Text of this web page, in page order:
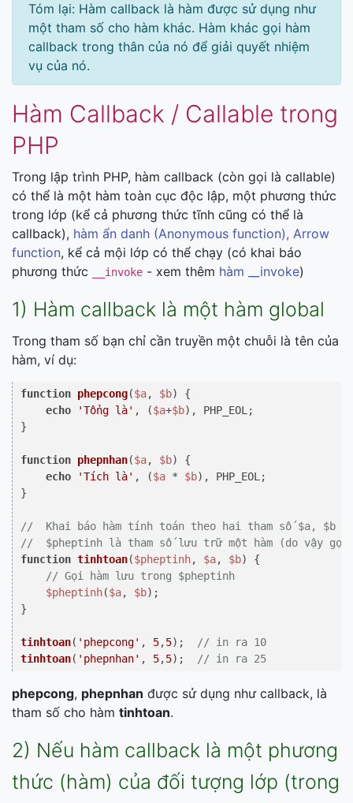
Tóm lại: Hàm callback là hàm được sử dụng như
một tham số cho hàm khác. Hàm khác gọi hàm
callback trong thân của nó để giải quyết nhiệm
vụ của nó.
Hàm Callback / Callable trong
PHP
Trong lập trình PHP, hàm callback (còn gọi là callable)
có thể là một hàm toàn cục độc lập, một phương thức
trong lớp (kể cả phương thức tĩnh cũng có thể là
callback), hàm ẩn danh (Anonymous function), Arrow
function, kể cả mội lớp có thể chạy (có khai báo
phương thức
__invoke - xem thêm hàm __invoke)
1) Hàm callback là một hàm global
Trong tham số bạn chỉ cần truyền một chuỗi là tên của
hàm, ví dụ:
function phepcong($a, $b) {
echo
'Tổng là' , ($a+$b), PHP_EOL;
}
function phepnhan($a, $b) {
echo
'Tích là' , ($a * $b), PHP_EOL;
}
//  Khai báo hàm tính toán theo hai tham số $a, $b
//  $pheptinh là tham số lưu trữ một hàm (do vậy
function tinhtoan($pheptinh, $a, $b) {
// Gọi hàm lưu trong $pheptinh
$pheptinh($a, $b);
}
tinhtoan( 'phepcong' , 5,5);
// in ra 10
tinhtoan( 'phepnhan' , 5,5); // in ra 25
phepcong, phepnhan được sử dụng như callback, là
tham số cho hàm tinhtoan.
2) Nếu hàm callback là một phương
thức (hàm) của đối tượng lớp (trong